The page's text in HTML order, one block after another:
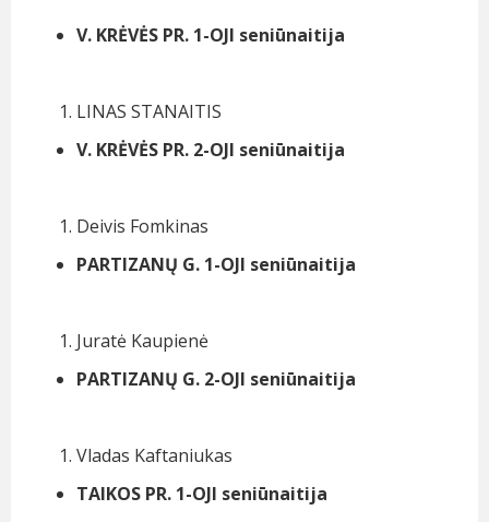
V. KRĖVĖS PR. 1-OJI seniūnaitija
LINAS STANAITIS
V. KRĖVĖS PR. 2-OJI seniūnaitija
Deivis Fomkinas
PARTIZANŲ G. 1-OJI seniūnaitija
Juratė Kaupienė
PARTIZANŲ G. 2-OJI seniūnaitija
Vladas Kaftaniukas
TAIKOS PR. 1-OJI seniūnaitija